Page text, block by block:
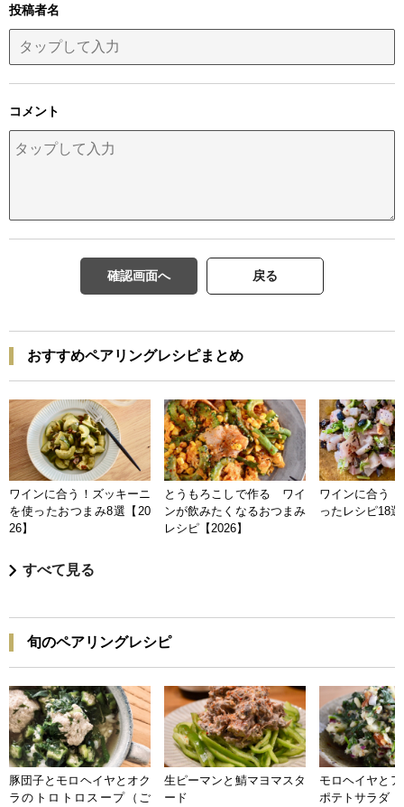
投稿者名
コメント
確認画面へ 戻る
おすすめペアリングレシピまとめ
ワインに合う！ズッキーニ
を使ったおつまみ8選【20
26】
とうもろこしで作る ワイ
ンが飲みたくなるおつまみ
レシピ【2026】
ワインに合う
ったレシピ18
すべて見る
旬のペアリングレシピ
豚団子とモロヘイヤとオク
ラのトロトロスープ（ご
生ピーマンと鯖マヨマスタ
ード
モロヘイヤと
ポテトサラダ